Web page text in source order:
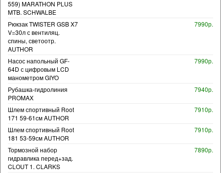
559) MARATHON PLUS
MTB. SCHWALBE
Рюкзак TWISTER GSB X7
V=30л с вентиляц.
спины, светоотр.
AUTHOR
7990р.
Насос напольный GF-
64D с цифровым LCD
манометром GIYO
7990р.
Рубашка-гидролиния
PROMAX
7940р.
Шлем спортивный Root
171 59-61см AUTHOR
7910р.
Шлем спортивный Root
181 53-59см AUTHOR
7910р.
Тормозной набор
гидравлика перед+зад.
CLOUT 1. CLARKS
7890р.